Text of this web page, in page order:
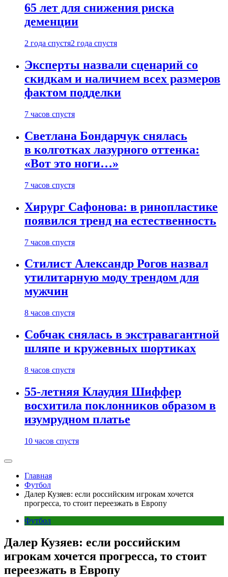
65 лет для снижения риска
деменции
2 года спустя2 года спустя
Эксперты назвали сценарий со
скидкам и наличием всех размеров
фактом подделки
7 часов спустя
Светлана Бондарчук снялась
в колготках лазурного оттенка:
«Вот это ноги…»
7 часов спустя
Хирург Сафонова: в ринопластике
появился тренд на естественность
7 часов спустя
Стилист Александр Рогов назвал
утилитарную моду трендом для
мужчин
8 часов спустя
Собчак снялась в экстравагантной
шляпе и кружевных шортиках
8 часов спустя
55-летняя Клаудия Шиффер
восхитила поклонников образом в
изумрудном платье
10 часов спустя
Главная
Футбол
Далер Кузяев: если российским игрокам хочется
прогресса, то стоит переезжать в Европу
Футбол
Далер Кузяев: если российским
игрокам хочется прогресса, то стоит
переезжать в Европу